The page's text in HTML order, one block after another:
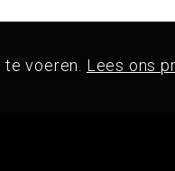
voeren. Lees ons